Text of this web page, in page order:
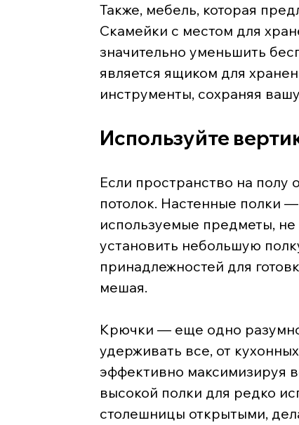
Также, мебель, которая
Скамейки с местом для
значительно уменьшить
является ящиком для
инструменты, сохраняя
Используйте
Если пространство на полу
потолок. Настенные полки
используемые предметы,
установить небольшую
принадлежностей для
мешая.
Крючки — еще одно
удерживать все, от
эффективно максимизируя
высокой полки для редко
столешницы открытыми,